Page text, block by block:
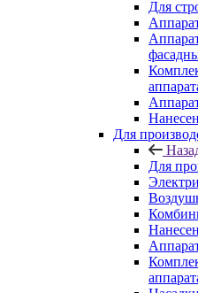
Для
Для
Для